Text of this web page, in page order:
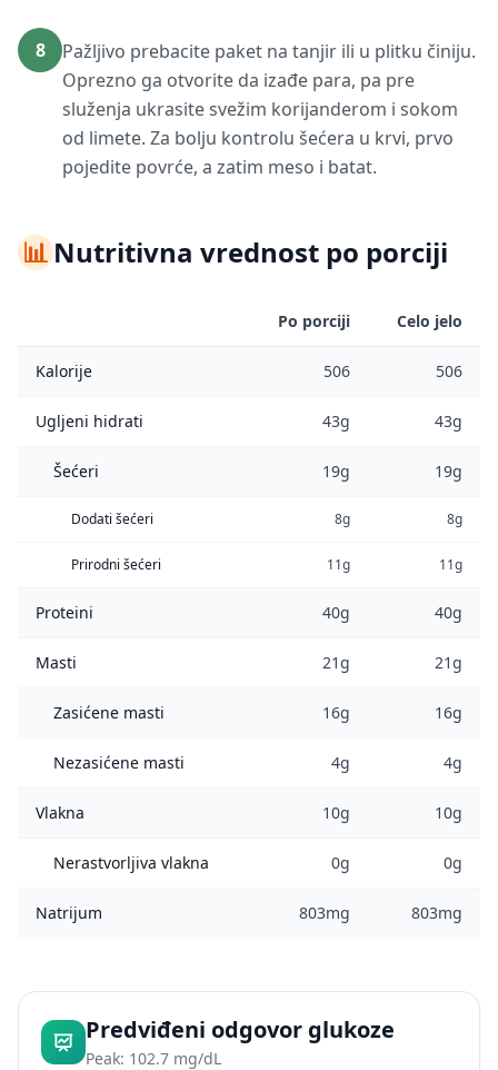
8
Pažljivo prebacite paket na tanjir ili u plitku činiju.
Oprezno ga otvorite da izađe para, pa pre
služenja ukrasite svežim korijanderom i sokom
od limete. Za bolju kontrolu šećera u krvi, prvo
pojedite povrće, a zatim meso i batat.
📊Nutritivna vrednost po porciji
Po porciji Celo jelo
Kalorije 506 506
Ugljeni hidrati 43g 43g
Šećeri 19g 19g
Dodati šećeri 8g 8g
Prirodni šećeri 11g 11g
Proteini 40g 40g
Masti 21g 21g
Zasićene masti 16g 16g
Nezasićene masti 4g 4g
Vlakna 10g 10g
Nerastvorljiva vlakna 0g 0g
Natrijum 803mg 803mg
Predviđeni odgovor glukoze
Peak: 102.7 mg/dL